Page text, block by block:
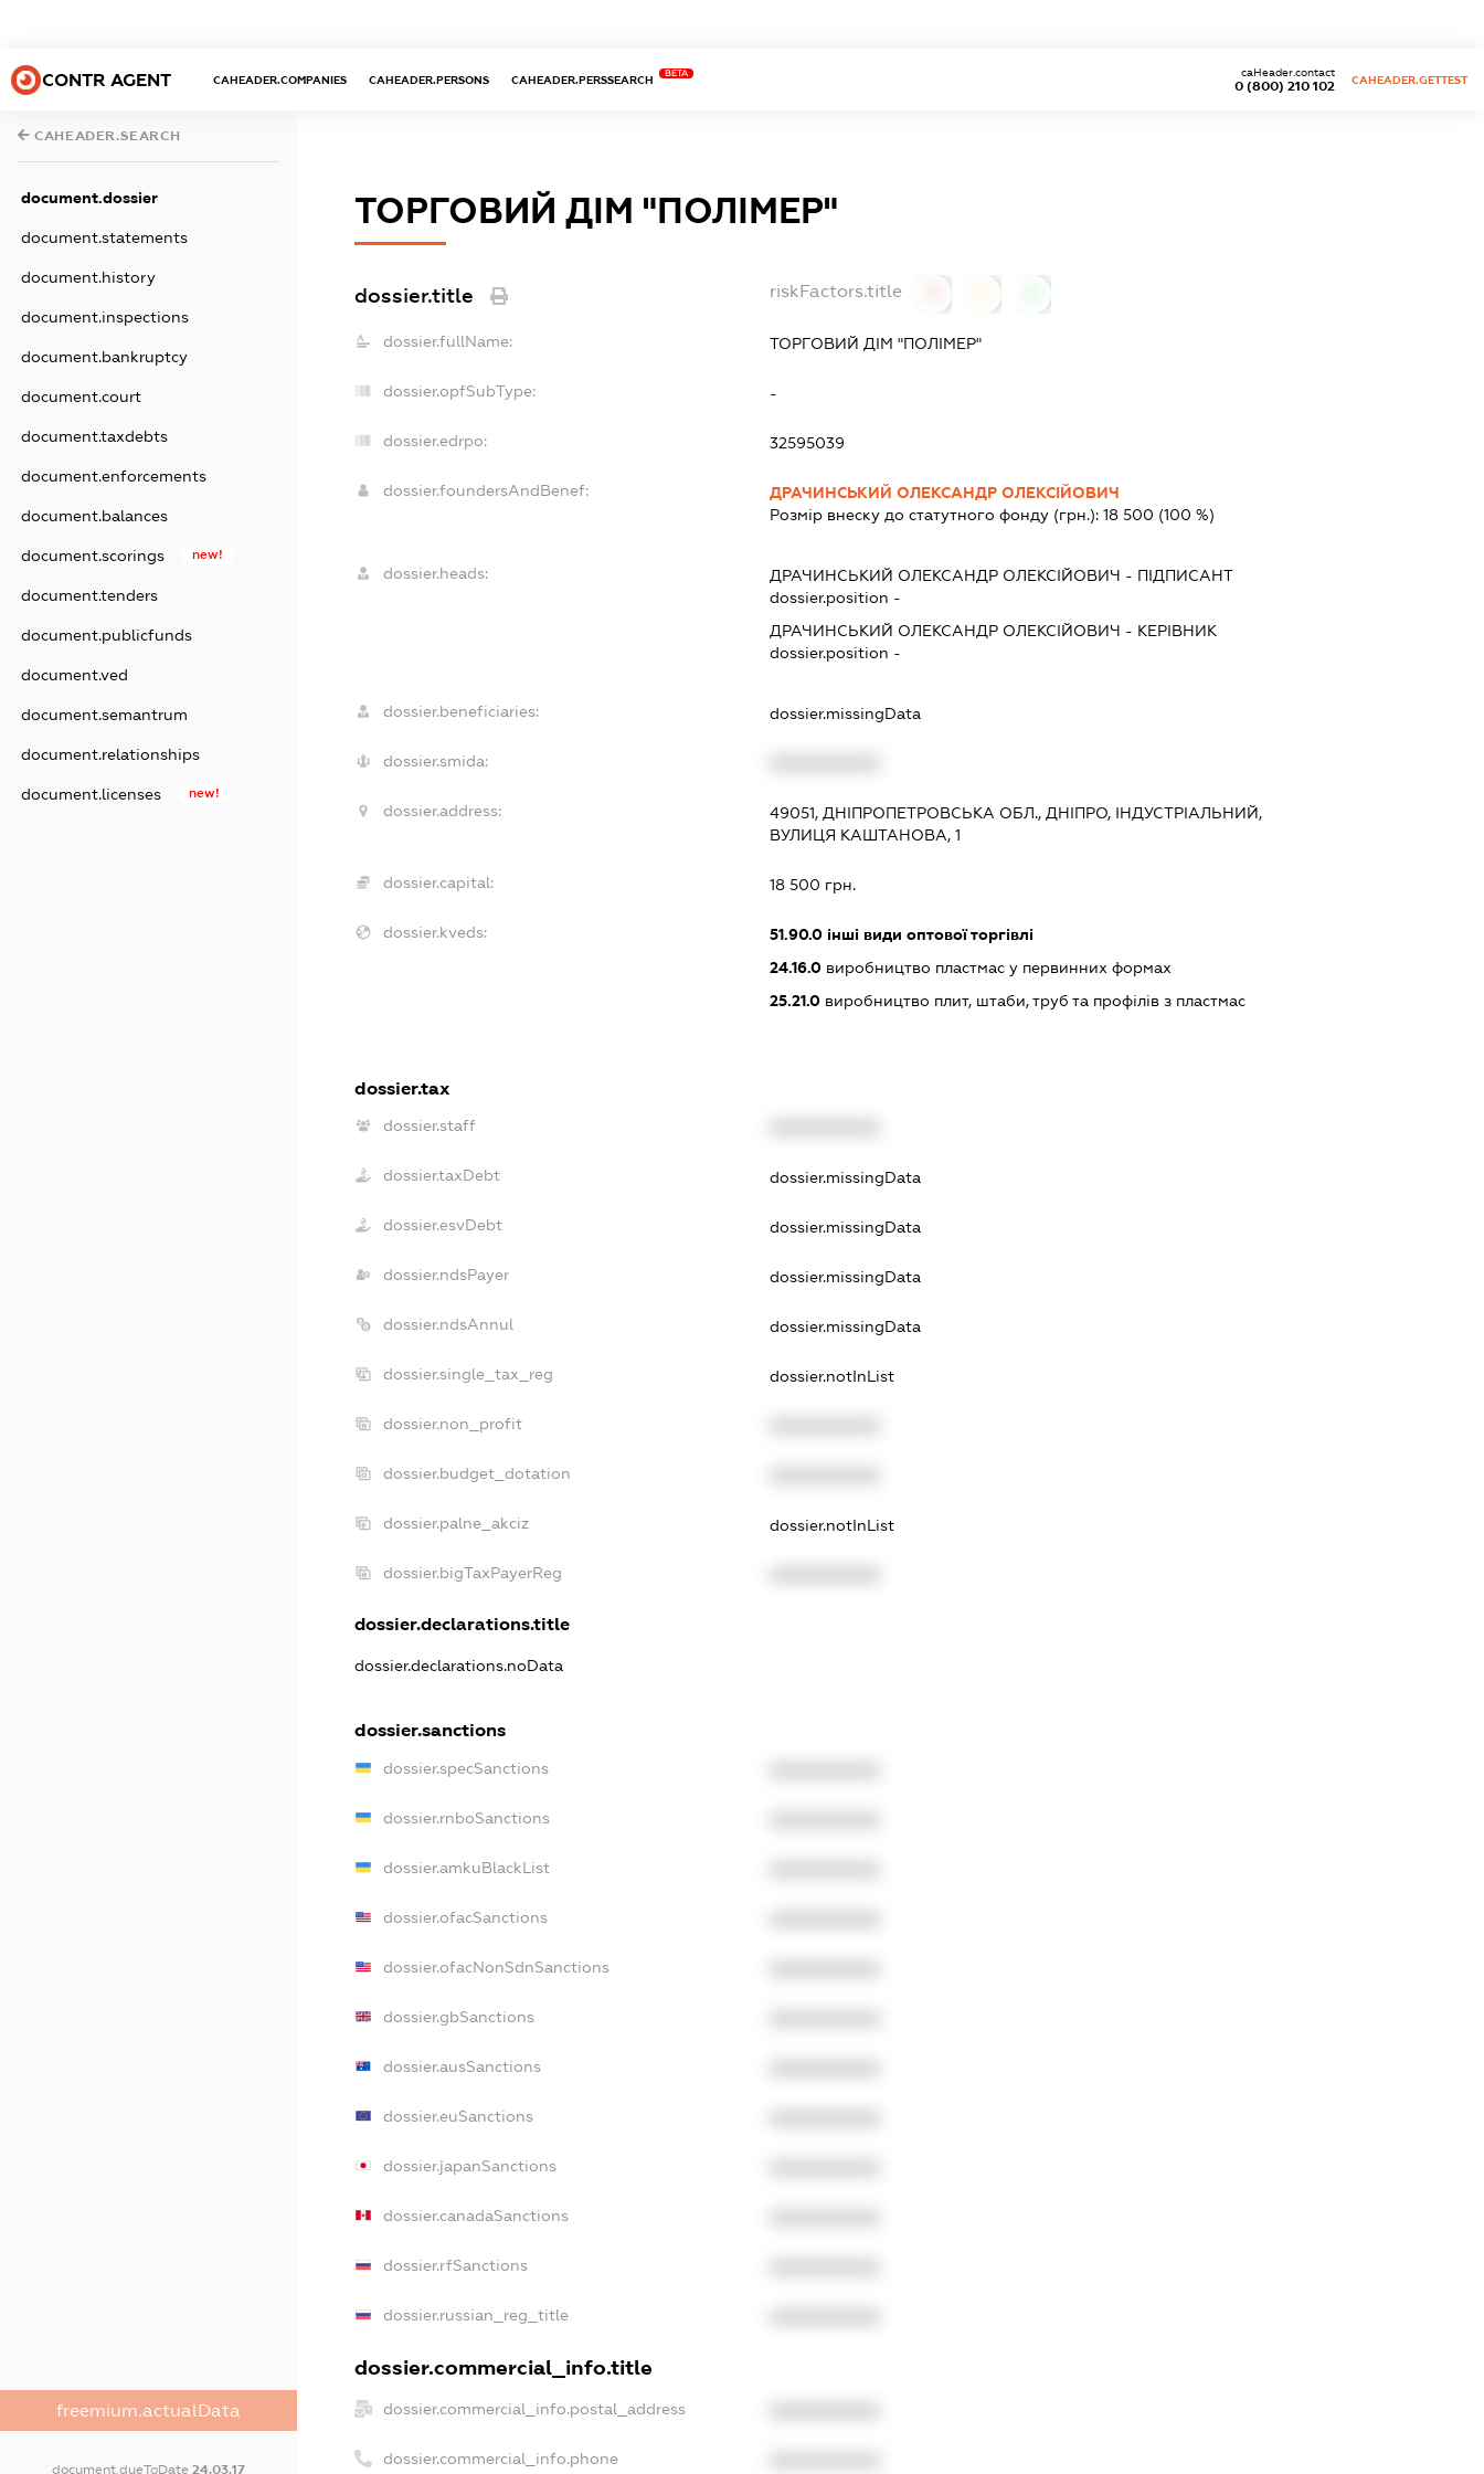
CONTR AGENT CAHEADER.COMPANIES CAHEADER.PERSONS CAHEADER.PERSSEARCH
BETA
0 (800) 210 102
caHeader.contact
CAHEADER.GETTEST
CAHEADER.SEARCH
document.dossier
document.statements
document.history
document.inspections
document.bankruptcy
document.court
document.taxdebts
document.enforcements
document.balances
document.scorings new!
document.tenders
document.publicfunds
document.ved
document.semantrum
document.relationships
document.licenses new!
freemium.actualData
document.dueToDate 24.03.17
ТОРГОВИЙ ДІМ "ПОЛІМЕР"
dossier.title riskFactors.title
dossier.fullName: ТОРГОВИЙ ДІМ "ПОЛІМЕР"
dossier.opfSubType: -
dossier.edrpo: 32595039
dossier.foundersAndBenef:
ДРАЧИНСЬКИЙ ОЛЕКСАНДР ОЛЕКСІЙОВИЧ
Розмір внеску до статутного фонду (грн.):18 500 (100 %)
dossier.heads: ДРАЧИНСЬКИЙ ОЛЕКСАНДР ОЛЕКСІЙОВИЧ - ПІДПИСАНТ
dossier.position -
ДРАЧИНСЬКИЙ ОЛЕКСАНДР ОЛЕКСІЙОВИЧ - КЕРІВНИК
dossier.position -
dossier.beneficiaries: dossier.missingData
dossier.smida:
dossier.address:
49051, ДНІПРОПЕТРОВСЬКА ОБЛ., ДНІПРО, ІНДУСТРІАЛЬНИЙ,
ВУЛИЦЯ КАШТАНОВА, 1
dossier.capital: 18 500 грн.
dossier.kveds: 51.90.0 інші види оптової торгівлі
24.16.0 виробництво пластмас у первинних формах
25.21.0 виробництво плит, штаби, труб та профілів з пластмас
dossier.tax
dossier.staff
dossier.taxDebt dossier.missingData
dossier.esvDebt dossier.missingData
dossier.ndsPayer dossier.missingData
dossier.ndsAnnul dossier.missingData
dossier.single_tax_reg dossier.notInList
dossier.non_profit
dossier.budget_dotation
dossier.palne_akciz dossier.notInList
dossier.bigTaxPayerReg
dossier.declarations.title
dossier.declarations.noData
dossier.sanctions
dossier.specSanctions
dossier.rnboSanctions
dossier.amkuBlackList
dossier.ofacSanctions
dossier.ofacNonSdnSanctions
dossier.gbSanctions
dossier.ausSanctions
dossier.euSanctions
dossier.japanSanctions
dossier.canadaSanctions
dossier.rfSanctions
dossier.russian_reg_title
dossier.commercial_info.title
dossier.commercial_info.postal_address
dossier.commercial_info.phone